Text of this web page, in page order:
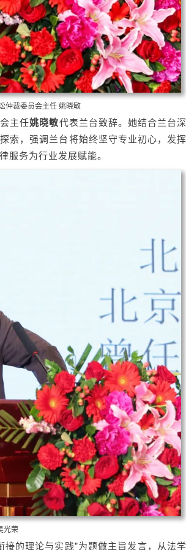
仲裁委员会主任 姚晓敏
主任姚晓敏代表兰台致辞。她结合兰台
索，强调兰台将始终坚守专业初心，发挥
服务为行业发展赋能。
光荣
接的理论与实践”为题做主旨发言，从法学